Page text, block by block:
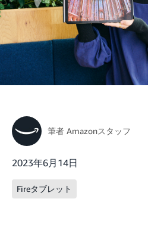
筆者 Amazonスタッフ
2023年6月14日
Fireタブレット